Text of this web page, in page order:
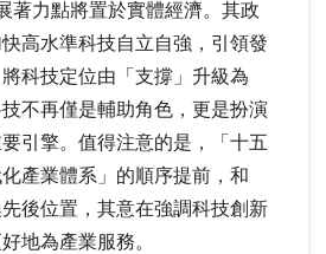
著力點將置於實體經濟。其政
高水準科技自立自強，引領發
科技定位由「支撐」升級為
技不再僅是輔助角色，更是扮演
引擎。值得注意的是，「十五
產業體系」的順序提前，和
先後位置，其意在強調科技創新
地為產業服務。